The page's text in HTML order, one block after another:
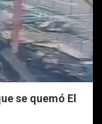
se quemó El